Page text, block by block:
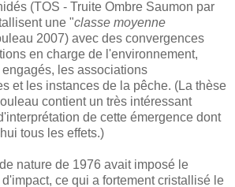
(TOS - Truite Ombre Saumon par
une "classe moyenne
2007) avec des convergences
en charge de l'environnement,
les associations
et les instances de la pêche. (La thèse
contient un très intéressant
de cette émergence dont
tous les effets.)
nature de 1976 avait imposé le
ce qui a fortement cristallisé le